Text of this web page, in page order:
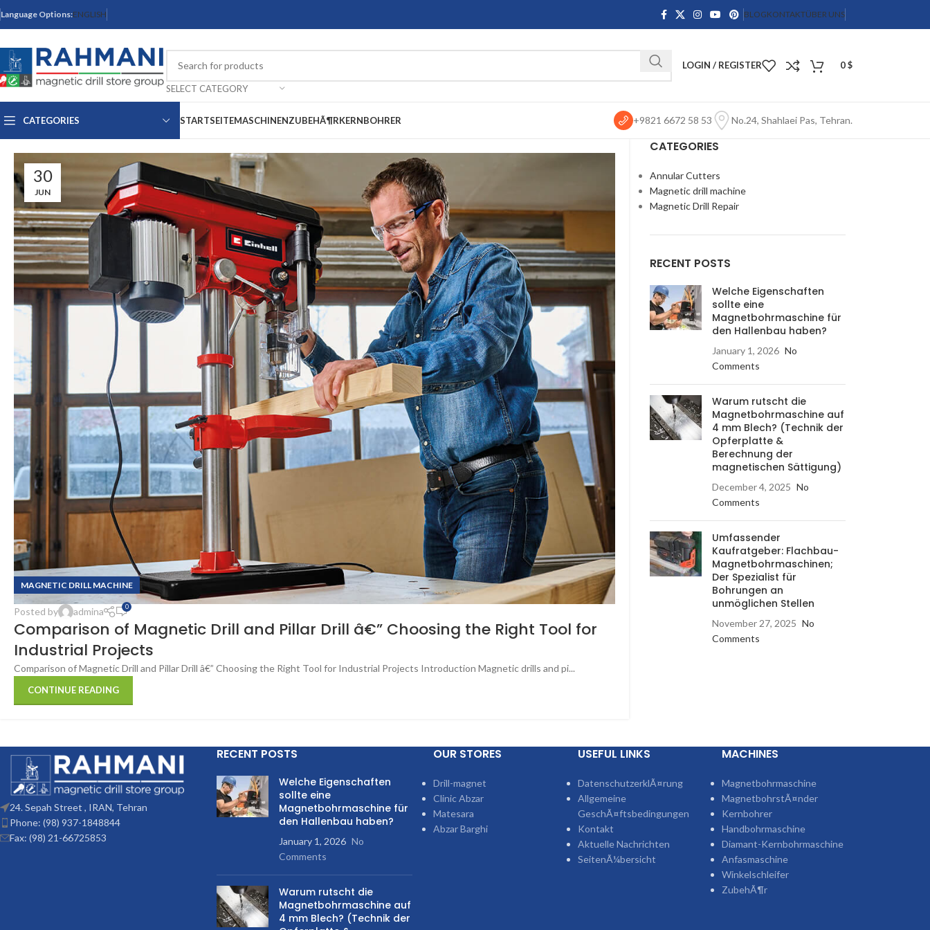
Language Options:ENGLISH BLOGKONTAKTÜBER UNS
SELECT CATEGORY
LOGIN / REGISTER 0$
CATEGORIES STARTSEITEMASCHINENZUBEHÃ¶RKERNBOHRER +9821 6672 58 53 No.24, Shahlaei Pas, Tehran.
30
JUN
MAGNETIC DRILL MACHINE
Posted by admina 0
Comparison of Magnetic Drill and Pillar Drill â€” Choosing the Right Tool for
Industrial Projects
Comparison of Magnetic Drill and Pillar Drill â€” Choosing the Right Tool for Industrial Projects Introduction Magnetic drills and pi...
CONTINUE READING
CATEGORIES
Annular Cutters
Magnetic drill machine
Magnetic Drill Repair
RECENT POSTS
Welche Eigenschaften
sollte eine
Magnetbohrmaschine für
den Hallenbau haben?
January 1, 2026 No
Comments
Warum rutscht die
Magnetbohrmaschine auf
4 mm Blech? (Technik der
Opferplatte &
Berechnung der
magnetischen Sättigung)
December 4, 2025 No
Comments
Umfassender
Kaufratgeber: Flachbau-
Magnetbohrmaschinen;
Der Spezialist für
Bohrungen an
unmöglichen Stellen
November 27, 2025 No
Comments
24. Sepah Street , IRAN, Tehran
Phone: (98) 937-1848844
Fax: (98) 21-66725853
RECENT POSTS
Welche Eigenschaften
sollte eine
Magnetbohrmaschine für
den Hallenbau haben?
January 1, 2026 No
Comments
Warum rutscht die
Magnetbohrmaschine auf
4 mm Blech? (Technik der
OUR STORES
Drill-magnet
Clinic Abzar
Matesara
Abzar Barghi
USEFUL LINKS
DatenschutzerklÃ¤rung
Allgemeine
GeschÃ¤ftsbedingungen
Kontakt
Aktuelle Nachrichten
SeitenÃ¼bersicht
MACHINES
Magnetbohrmaschine
MagnetbohrstÃ¤nder
Kernbohrer
Handbohrmaschine
Diamant-Kernbohrmaschine
Anfasmaschine
Winkelschleifer
ZubehÃ¶r